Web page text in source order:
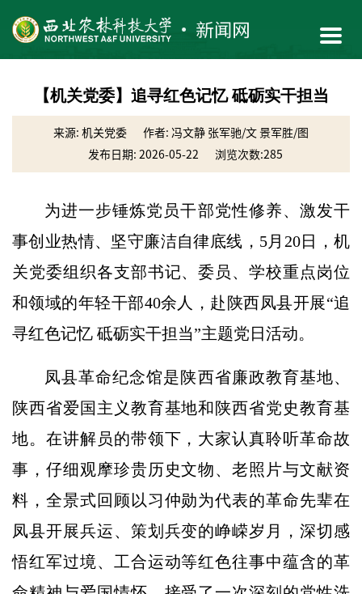
【机关党委】追寻红色记忆 砥砺实干担当
来源: 机关党委
作者: 冯文静 张军驰/文 景军胜/图
发布日期: 2026-05-22
浏览次数:285
为进一步锤炼党员干部党性修养、激发干
事创业热情、坚守廉洁自律底线，5月20日，机
关党委组织各支部书记、委员、学校重点岗位
和领域的年轻干部40余人，赴陕西凤县开展“追
寻红色记忆 砥砺实干担当”主题党日活动。
凤县革命纪念馆是陕西省廉政教育基地、
陕西省爱国主义教育基地和陕西省党史教育基
地。在讲解员的带领下，大家认真聆听革命故
事，仔细观摩珍贵历史文物、老照片与文献资
料，全景式回顾以习仲勋为代表的革命先辈在
凤县开展兵运、策划兵变的峥嵘岁月，深切感
悟红军过境、工合运动等红色往事中蕴含的革